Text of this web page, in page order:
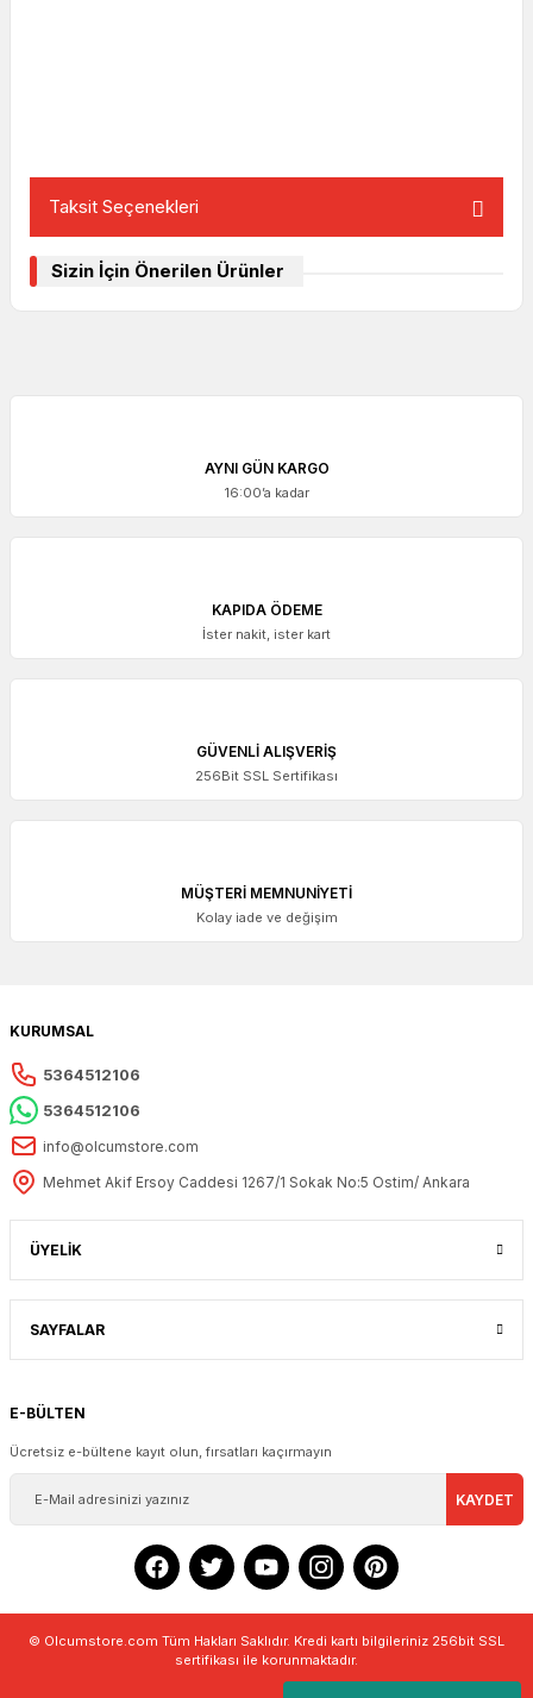
Taksit Seçenekleri
Sizin İçin Önerilen Ürünler
Mitutoyo
Mitutoyo Dijital Kumpas 150 mm | 500-181-30
6.903,56 + KDV
Mitutoyo Dijital Kumpas 200 mm | 500-182-30
11.075,65 + KDV
AYNI GÜN KARGO
16:00’a kadar
KAPIDA ÖDEME
İster nakit, ister kart
GÜVENLİ ALIŞVERİŞ
256Bit SSL Sertifikası
MÜŞTERİ MEMNUNİYETİ
Kolay iade ve değişim
KURUMSAL
5364512106
5364512106
info@olcumstore.com
Mehmet Akif Ersoy Caddesi 1267/1 Sokak No:5 Ostim/ Ankara
ÜYELİK
SAYFALAR
E-BÜLTEN
Ücretsiz e-bültene kayıt olun, fırsatları kaçırmayın
KAYDET
© Olcumstore.com Tüm Hakları Saklıdır. Kredi kartı bilgileriniz 256bit SSL
sertifikası ile korunmaktadır.